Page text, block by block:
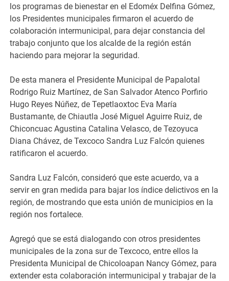
los programas de bienestar en el Edoméx Delfina Gómez,
los Presidentes municipales firmaron el acuerdo de
colaboración intermunicipal, para dejar constancia del
trabajo conjunto que los alcalde de la región están
haciendo para mejorar la seguridad.
De esta manera el Presidente Municipal de Papalotal
Rodrigo Ruiz Martínez, de San Salvador Atenco Porfirio
Hugo Reyes Núñez, de Tepetlaoxtoc Eva María
Bustamante, de Chiautla José Miguel Aguirre Ruiz, de
Chiconcuac Agustina Catalina Velasco, de Tezoyuca
Diana Chávez, de Texcoco Sandra Luz Falcón quienes
ratificaron el acuerdo.
Sandra Luz Falcón, consideró que este acuerdo, va a
servir en gran medida para bajar los índice delictivos en la
región, de mostrando que esta unión de municipios en la
región nos fortalece.
Agregó que se está dialogando con otros presidentes
municipales de la zona sur de Texcoco, entre ellos la
Presidenta Municipal de Chicoloapan Nancy Gómez, para
extender esta colaboración intermunicipal y trabajar de la